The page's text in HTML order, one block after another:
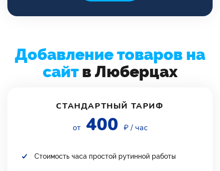
Добавление товаров на
сайтв Люберцах
СТАНДАРТНЫЙ ТАРИФ
от 400 ₽ / час
Стоимость часа простой рутинной работы